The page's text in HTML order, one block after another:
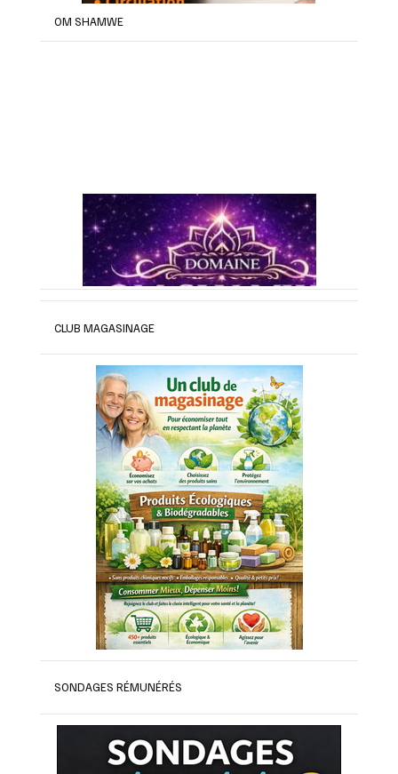
OM SHAMWE
CLUB MAGASINAGE
SONDAGES RÉMUNÉRÉS